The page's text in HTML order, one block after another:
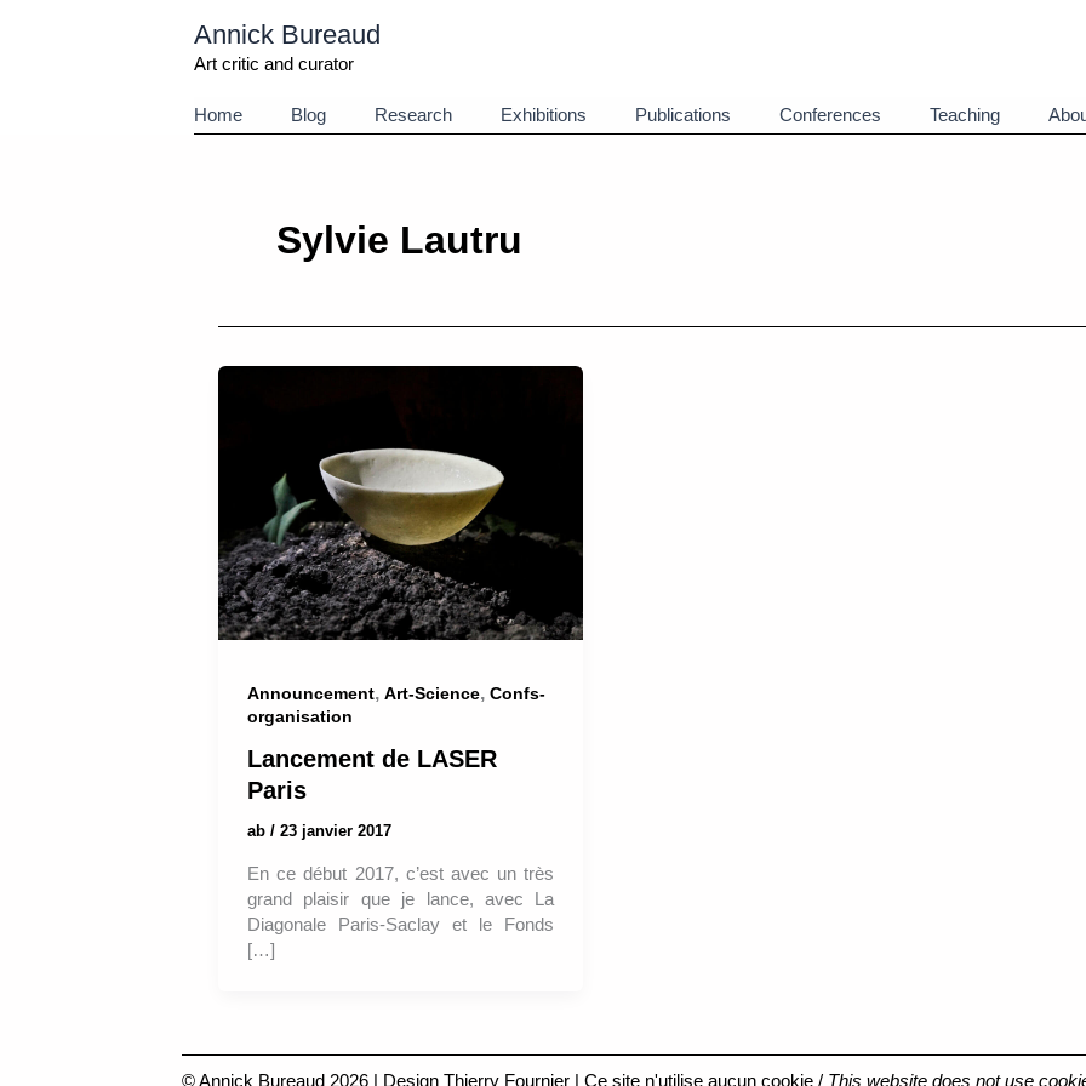
Annick Bureaud
Art critic and curator
Home Blog Research Exhibitions Publications Conferences Teaching
Sylvie Lautru
Announcement, Art-Science, Confs-
organisation
Lancement de LASER
Paris
ab / 23 janvier 2017
En ce début 2017, c’est avec un très
grand plaisir que je lance, avec La
Diagonale Paris-Saclay et le Fonds
[…]
© Annick Bureaud 2026 | Design Thierry Fournier | Ce site n'utilise aucun cookie / This website does not use